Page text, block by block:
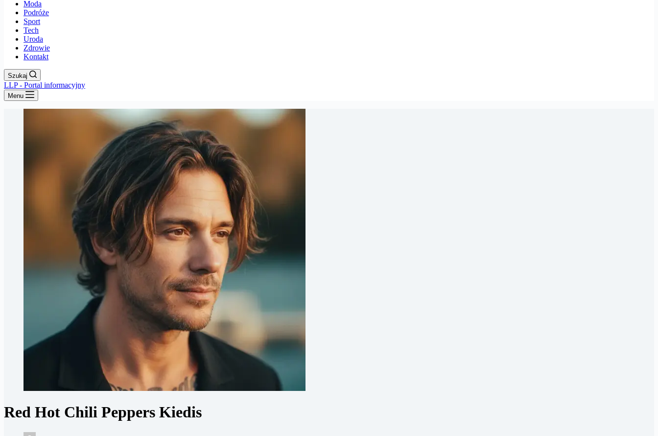
Moda
Podróże
Sport
Tech
Uroda
Zdrowie
Kontakt
Szukaj
LLP - Portal informacyjny
Menu
Red Hot Chili Peppers Kiedis